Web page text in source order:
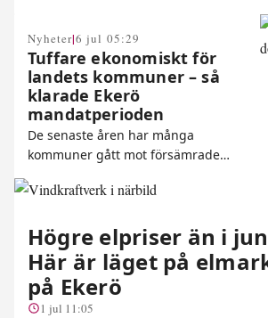
Nyheter|6 jul 05:29
Tuffare ekonomiskt för
landets kommuner – så
klarade Ekerö
mandatperioden
De senaste åren har många
kommuner gått mot försämrade…
Högre elpriser än i
Här är läget på
på Ekerö
1 jul 11:05